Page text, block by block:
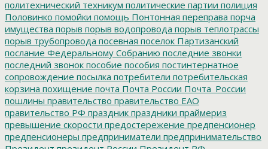
политехнический техникум политические партии полиция
Половинко помойки помощь Понтонная переправа порча
имущества порыв порыв водопровода порыв теплотрассы
порыв трубопровода посевная поселок Партизанский
послание Федеральному Собранию последние звонки
последний звонок пособие пособия постинтернатное
сопровождение посылка потребители потребительская
корзина похищение почта Почта России Почта_России
пошлины правительство правительство ЕАО
правительство РФ праздник праздники праймериз
превышение скорости предостережение предпенсионер
предпенсионеры предприниматели предпринимательство